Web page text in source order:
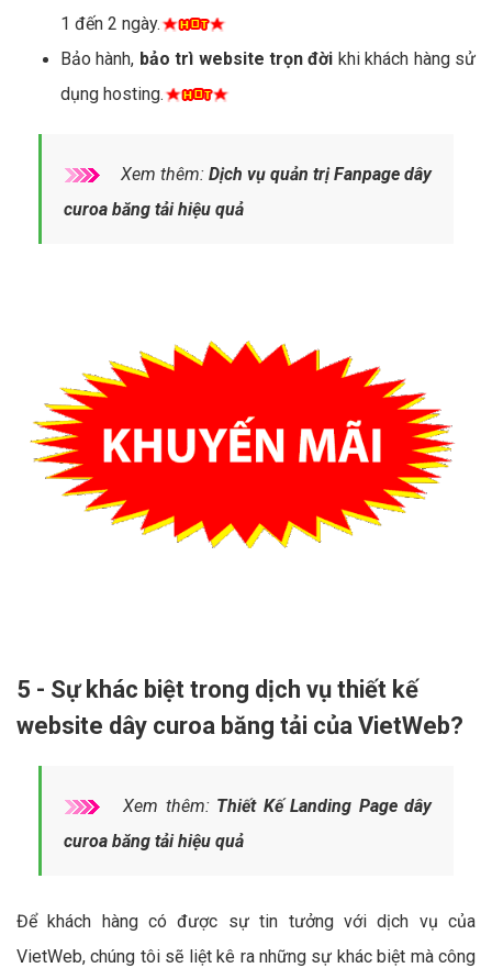
1 đến 2 ngày.
Bảo hành, bảo trì website trọn đời khi khách hàng sử
dụng hosting.
Xem thêm: Dịch vụ quản trị Fanpage dây
curoa băng tải hiệu quả
5 - Sự khác biệt trong dịch vụ thiết kế
website dây curoa băng tải của VietWeb?
Xem thêm: Thiết Kế Landing Page dây
curoa băng tải hiệu quả
Để khách hàng có được sự tin tưởng với dịch vụ của
VietWeb, chúng tôi sẽ liệt kê ra những sự khác biệt mà công